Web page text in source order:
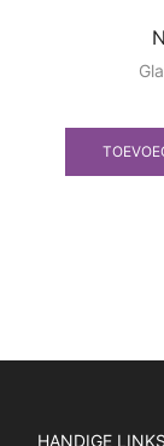
HANDIGE LINKS